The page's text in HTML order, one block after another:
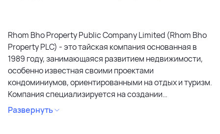
Rhom Bho Property Public Company Limited (Rhom Bho
Property PLC) - это тайская компания основанная в
1989 году, занимающаяся развитием недвижимости,
особенно известная своими проектами
кондоминиумов, ориентированными на отдых и туризм.
Компания специализируется на создании
кондоминиумов в привлекательных районах, уделяя
особое внимание дизайну, качеству строительства и
Развернуть